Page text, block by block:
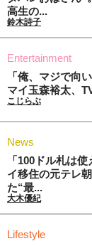
高生の...
鈴木詩子
Entertainment
「俺、マジで向
マイ玉森裕太、
こじらぶ
News
「100ドル札は
イ移住の元テレ
た“最...
大木優紀
Lifestyle